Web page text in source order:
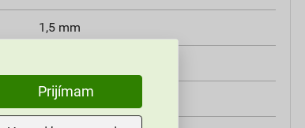
1,5 mm
min. 0,3 MPa
Prijímam